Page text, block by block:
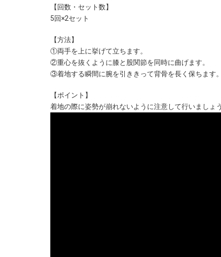
【回数・セット数】
5回×2セット
【方法】
①両手を上に挙げて立ちます。
②重心を抜くように膝と股関節を同時に曲げます。
③着地する瞬間に腕を引ききって背骨を長く保ちます
【ポイント】
着地の際に姿勢が崩れないように注意して行いましょ